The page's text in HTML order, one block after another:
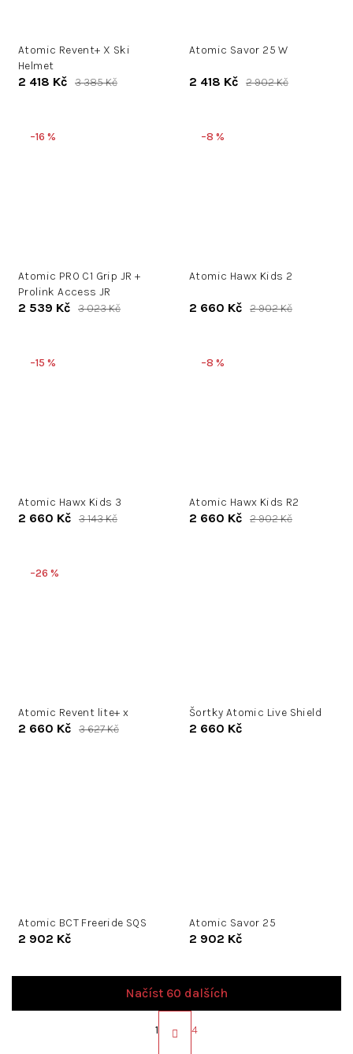
Atomic Revent+ X Ski
Helmet
2 418 Kč 3 385 Kč
Atomic Savor 25 W
2 418 Kč 2 902 Kč
–16 %
Atomic PRO C1 Grip JR +
Prolink Access JR
2 539 Kč 3 023 Kč
–8 %
Atomic Hawx Kids 2
2 660 Kč 2 902 Kč
–15 %
Atomic Hawx Kids 3
2 660 Kč 3 143 Kč
–8 %
Atomic Hawx Kids R2
2 660 Kč 2 902 Kč
–26 %
Atomic Revent lite+ x
2 660 Kč 3 627 Kč
Šortky Atomic Live Shield
2 660 Kč
Atomic BCT Freeride SQS
2 902 Kč
Atomic Savor 25
2 902 Kč
Načíst 60 dalších
S
t
1 4